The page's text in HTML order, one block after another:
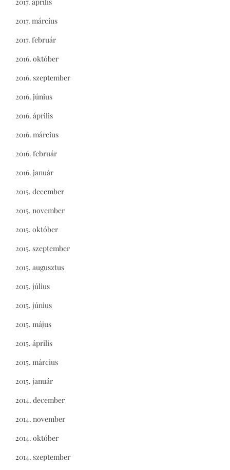
2017. március
2017. február
2016. október
2016. szeptember
2016. június
2016. április
2016. március
2016. február
2016. január
2015. december
2015. november
2015. október
2015. szeptember
2015. augusztus
2015. július
2015. június
2015. május
2015. április
2015. március
2015. január
2014. december
2014. november
2014. október
2014. szeptember